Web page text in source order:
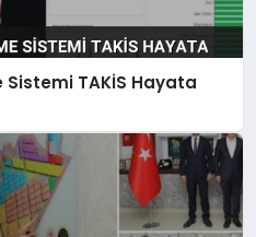
Sistemi TAKİS Hayata